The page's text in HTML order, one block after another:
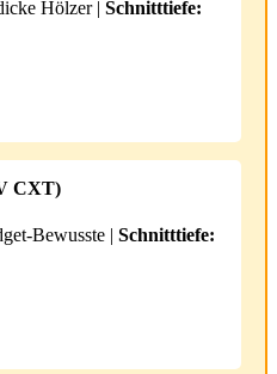
Hölzer | Schnitttiefe:
CXT)
Bewusste | Schnitttiefe: